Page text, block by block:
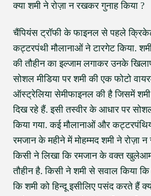
क्या शमी ने रोज़ा न रखकर गुनाह किया ?
चैंपियंस ट्रॉफी के फाइनल से पहले
कट्टरपंथी मौलानाओं ने टारगेट किया.
की तौहीन का इल्जाम लगाकर उनके
सोशल मीडिया पर शमी की एक फोटो
ऑस्ट्रेलिया सेमीफाइनल की है जिसमें शमी
दिख रहे हैं. इसी तस्वीर के आधार पर
किया गया. कई मौलानाओं और
रमजान के महीने में मोहम्मद शमी ने रोज़ा
किसी ने लिखा कि रमजान के वक्त खुलेआम
तौहीन है. किसी ने शमी से सवाल किया
कि शमी को हिन्दू इसीलिए पसंद करते हैं